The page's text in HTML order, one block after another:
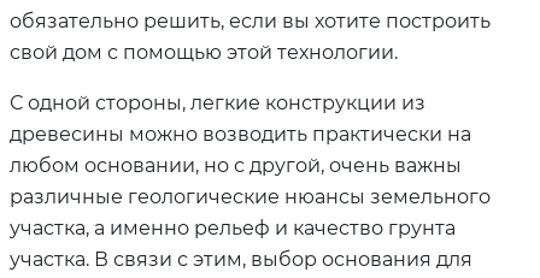
обязательно решить, если вы хотите построить
свой дом с помощью этой технологии.
С одной стороны, легкие конструкции из
древесины можно возводить практически на
любом основании, но с другой, очень важны
различные геологические нюансы земельного
участка, а именно рельеф и качество грунта
участка. В связи с этим, выбор основания для